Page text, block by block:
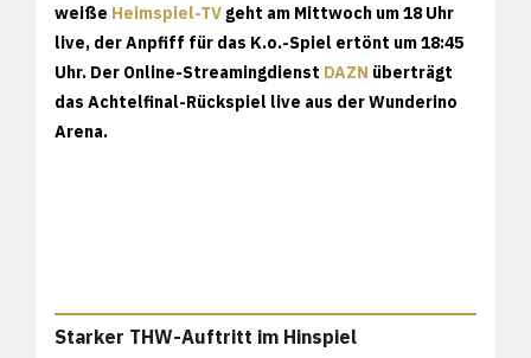
weiße Heimspiel-TV geht am Mittwoch um 18 Uhr
live, der Anpfiff für das K.o.-Spiel ertönt um 18:45
Uhr. Der Online-Streamingdienst DAZN überträgt
das Achtelfinal-Rückspiel live aus der Wunderino
Arena.
Starker THW-Auftritt im Hinspiel